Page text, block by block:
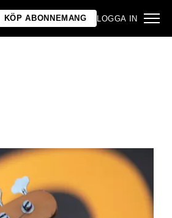
KÖP ABONNEMANG LOGGA IN